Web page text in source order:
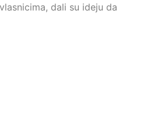
dali su ideju da